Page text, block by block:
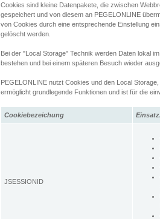
Cookies sind kleine Datenpakete, die zwischen
gespeichert und von diesem an PEGELONLINE
von Cookies durch eine entsprechende Einstellung
gelöscht werden.
Bei der "Local Storage" Technik werden Daten lokal
bestehen und bei einem späteren Besuch wieder
PEGELONLINE nutzt Cookies und den Local
ermöglicht grundlegende Funktionen und ist für die
Cookiebezeichung
JSESSIONID